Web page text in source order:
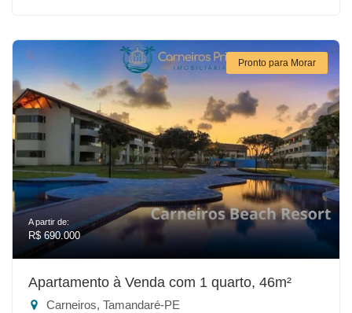
Pronto para Morar
A partir de:
R$ 690.000
Apartamento à Venda com 1 quarto, 46m²
Carneiros, Tamandaré-PE